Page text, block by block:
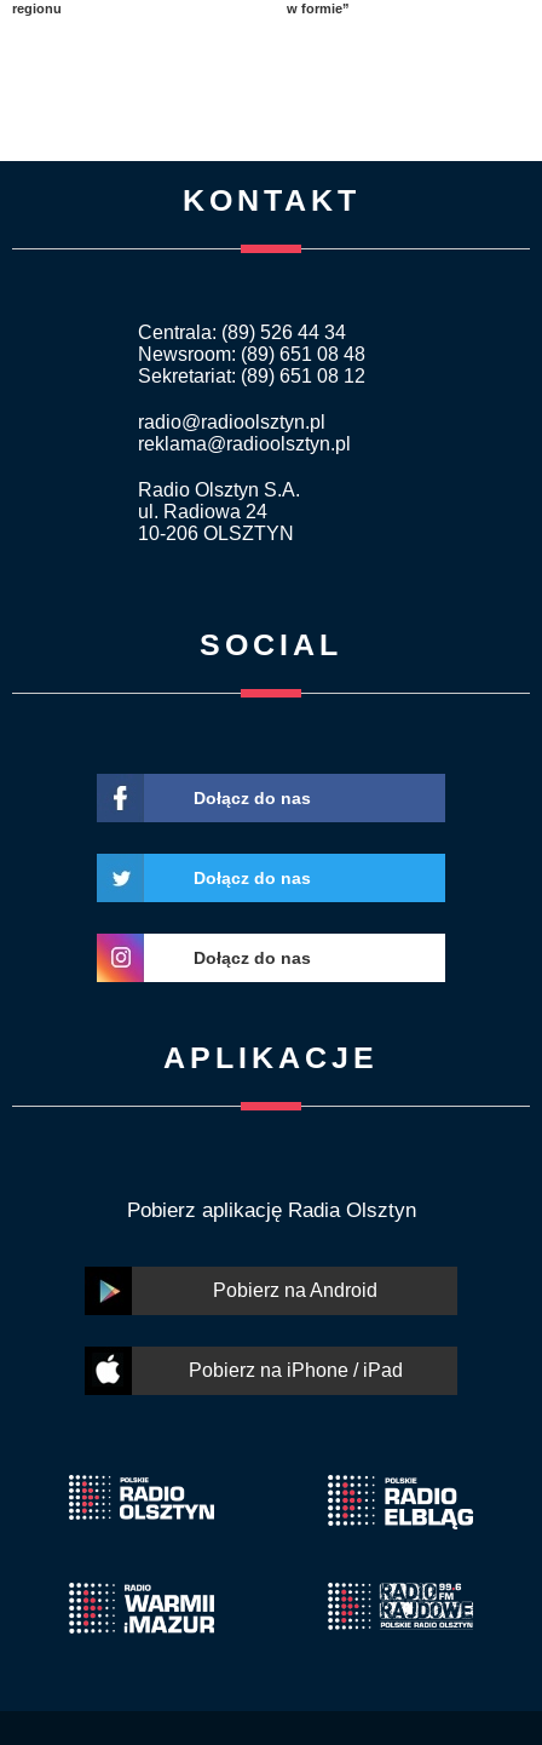
regionu
w formie”
KONTAKT
Centrala: (89) 526 44 34
Newsroom: (89) 651 08 48
Sekretariat: (89) 651 08 12
radio@radioolsztyn.pl
reklama@radioolsztyn.pl
Radio Olsztyn S.A.
ul. Radiowa 24
10-206 OLSZTYN
SOCIAL
Dołącz do nas
Dołącz do nas
Dołącz do nas
APLIKACJE
Pobierz aplikację Radia Olsztyn
Pobierz na Android
Pobierz na iPhone / iPad